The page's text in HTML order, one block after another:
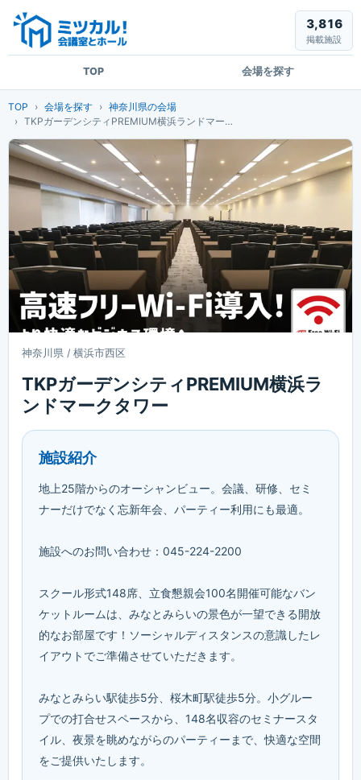
TOP 会場を探す
3,816
掲載施設
TOP 会場を探す
神奈川県の会場
TKPガーデンシティPREMIUM横浜ランドマークタワー
神奈川県 / 横浜市西区
TKPガーデンシティPREMIUM横浜ラ
ンドマークタワー
施設紹介
地上25階からのオーシャンビュー。会議、研修、セミ
ナーだけでなく忘新年会、パーティー利用にも最適。
施設へのお問い合わせ：045-224-2200
スクール形式148席、立食懇親会100名開催可能なバン
ケットルームは、みなとみらいの景色が一望できる開放
的なお部屋です！ソーシャルディスタンスの意識したレ
イアウトでご準備させていただきます。
みなとみらい駅徒歩5分、桜木町駅徒歩5分。小グルー
プでの打合せスペースから、148名収容のセミナースタ
イル、夜景を眺めながらのパーティーまで、快適な空間
をご提供いたします。